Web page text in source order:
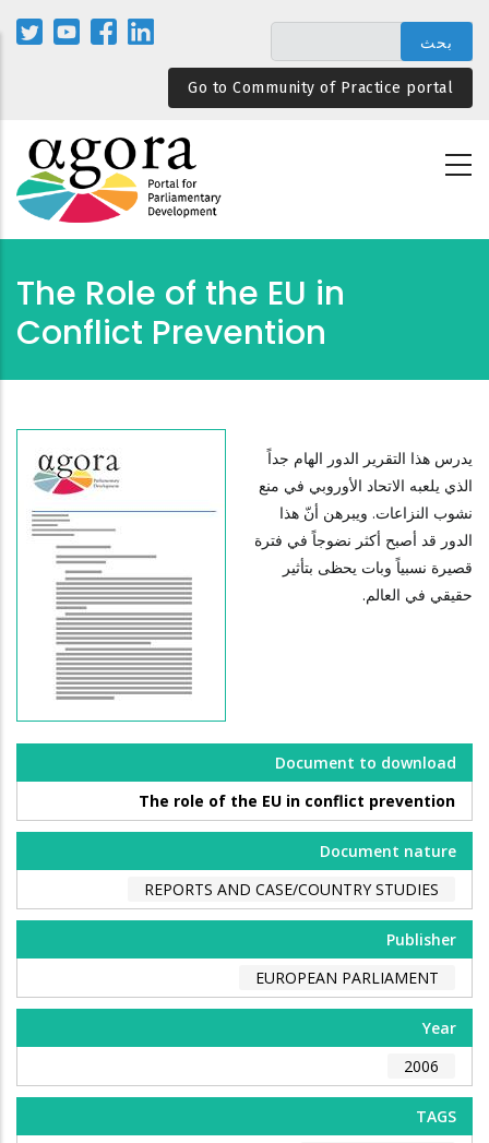
المحتوى
الرئيسيGo to Community of Practice portal
The Role of the EU in
Conflict Prevention
يدرس هذا التقرير الدور الهام جداً
الذي يلعبه الاتحاد الأوروبي في منع
نشوب النزاعات. ويبرهن أنّ هذا
الدور قد أصبح أكثر نضوجاً في فترة
قصيرة نسبياً وبات يحظى بتأثير
حقيقي في العالم.
Document to download
The role of the EU in conflict prevention
Document nature
REPORTS AND CASE/COUNTRY STUDIES
Publisher
EUROPEAN PARLIAMENT
Year
2006
TAGS